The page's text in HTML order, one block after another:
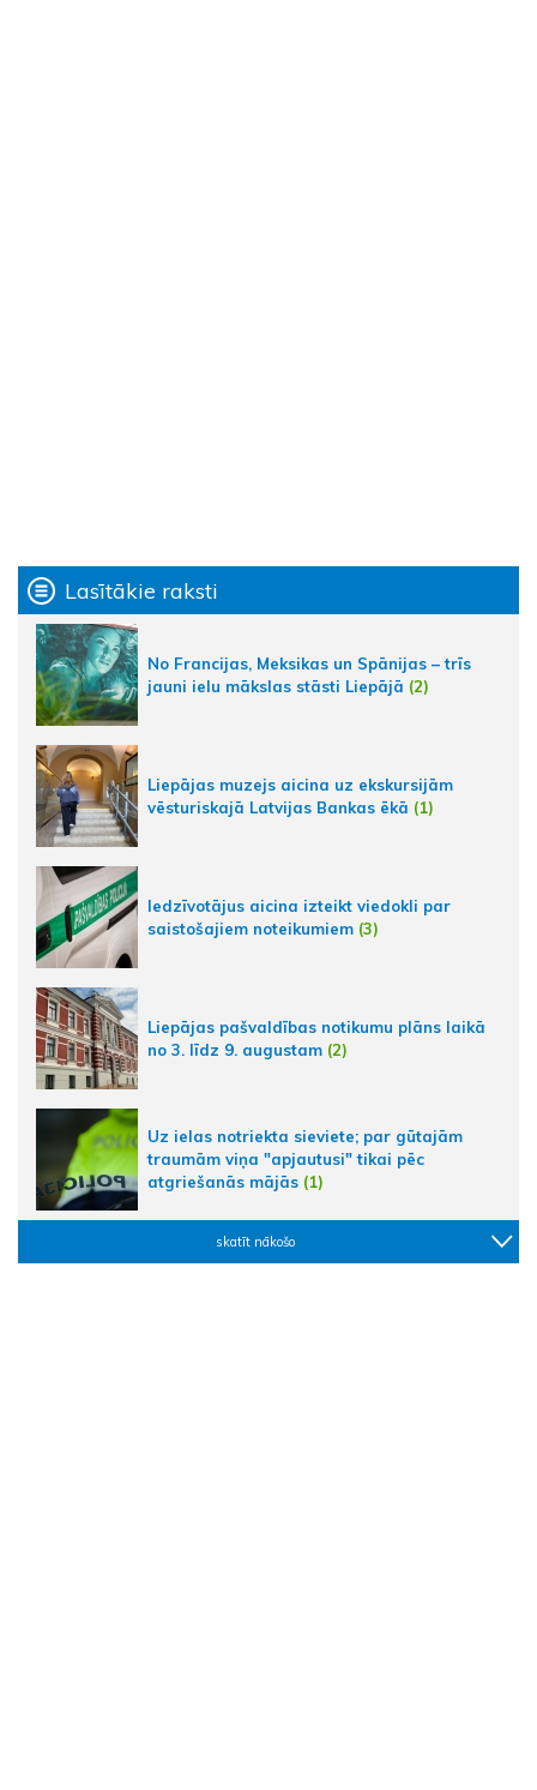
Lasītākie raksti
No Francijas, Meksikas un Spānijas – trīs
jauni ielu mākslas stāsti Liepājā (2)
Liepājas muzejs aicina uz ekskursijām
vēsturiskajā Latvijas Bankas ēkā (1)
Iedzīvotājus aicina izteikt viedokli par
saistošajiem noteikumiem (3)
Liepājas pašvaldības notikumu plāns laikā
no 3. līdz 9. augustam (2)
Uz ielas notriekta sieviete; par gūtajām
traumām viņa "apjautusi" tikai pēc
atgriešanās mājās (1)
skatīt nākošo